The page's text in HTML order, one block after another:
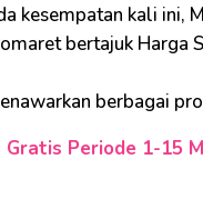
kesempatan kali ini,
bertajuk Harga
berbagai
Periode 1-15